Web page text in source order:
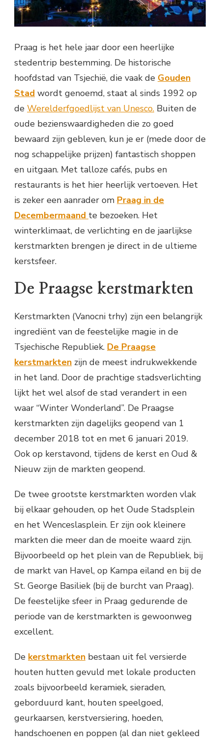
Praag is het hele jaar door een heerlijke
stedentrip bestemming. De historische
hoofdstad van Tsjechië, die vaak de Gouden
Stad wordt genoemd, staat al sinds 1992 op
de Werelderfgoedlijst van Unesco. Buiten de
oude bezienswaardigheden die zo goed
bewaard zijn gebleven, kun je er (mede door de
nog schappelijke prijzen) fantastisch shoppen
en uitgaan. Met talloze cafés, pubs en
restaurants is het hier heerlijk vertoeven. Het
is zeker een aanrader om Praag in de
Decembermaand te bezoeken. Het
winterklimaat, de verlichting en de jaarlijkse
kerstmarkten brengen je direct in de ultieme
kerstsfeer.
De Praagse kerstmarkten
Kerstmarkten (Vanocni trhy) zijn een belangrijk
ingrediënt van de feestelijke magie in de
Tsjechische Republiek. De Praagse
kerstmarkten zijn de meest indrukwekkende
in het land. Door de prachtige stadsverlichting
lijkt het wel alsof de stad verandert in een
waar “Winter Wonderland”. De Praagse
kerstmarkten zijn dagelijks geopend van 1
december 2018 tot en met 6 januari 2019.
Ook op kerstavond, tijdens de kerst en Oud &
Nieuw zijn de markten geopend.
De twee grootste kerstmarkten worden vlak
bij elkaar gehouden, op het Oude Stadsplein
en het Wenceslasplein. Er zijn ook kleinere
markten die meer dan de moeite waard zijn.
Bijvoorbeeld op het plein van de Republiek, bij
de markt van Havel, op Kampa eiland en bij de
St. George Basiliek (bij de burcht van Praag).
De feestelijke sfeer in Praag gedurende de
periode van de kerstmarkten is gewoonweg
excellent.
De kerstmarkten bestaan uit fel versierde
houten hutten gevuld met lokale producten
zoals bijvoorbeeld keramiek, sieraden,
geborduurd kant, houten speelgoed,
geurkaarsen, kerstversiering, hoeden,
handschoenen en poppen (al dan niet gekleed